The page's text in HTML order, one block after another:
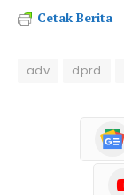
Cetak Berita
adv dprd